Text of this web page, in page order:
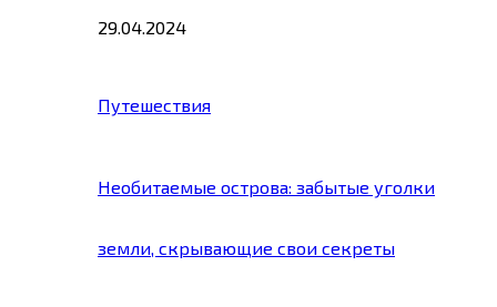
29.04.2024
Путешествия
Необитаемые острова: забытые уголки
земли, скрывающие свои секреты